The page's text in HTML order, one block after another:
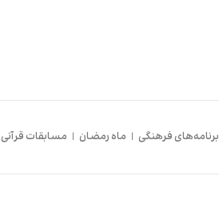
برنامه‌های فرهنگی | ماه رمضان | مسابقات قرآنی